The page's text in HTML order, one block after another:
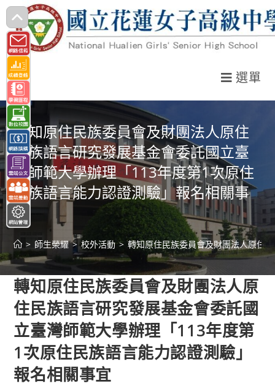
跳
轉
至
主
要
內
容
選單
轉知原住民族委員會及財團法人原住
民族語言研究發展基金會委託國立臺
灣師範大學辦理「113年度第1次原住
民族語言能力認證測驗」報名相關事
宜
> 師生榮耀 > 校外活動 > 轉知原住民族委員會及財團法人原住
轉知原住民族委員會及財團法人原
住民族語言研究發展基金會委託國
立臺灣師範大學辦理「113年度第
1次原住民族語言能力認證測驗」
報名相關事宜